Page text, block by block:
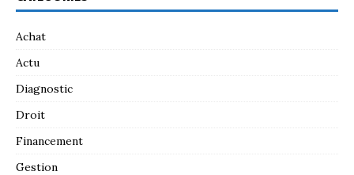
Achat
Actu
Diagnostic
Droit
Financement
Gestion